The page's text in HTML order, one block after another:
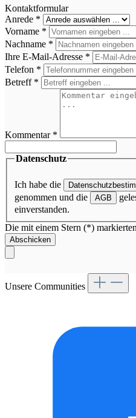
Kontaktformular
Anrede *
Vorname *
Nachname *
Ihre E-Mail-Adresse *
Telefon *
Betreff *
Kommentar *
Datenschutz
Ich habe die
genommen und die
AGB
einverstanden.
Die mit einem Stern (*)
Abschicken
Unsere Communities